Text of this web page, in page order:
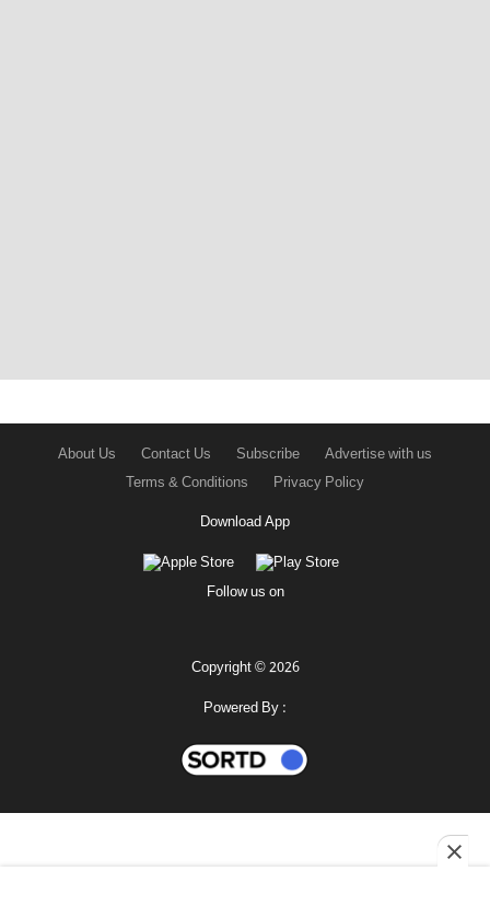
About Us Contact Us Subscribe
Advertise with us
Terms & Conditions
Privacy Policy
Download App
Follow us on
Copyright © 2026
Powered By :